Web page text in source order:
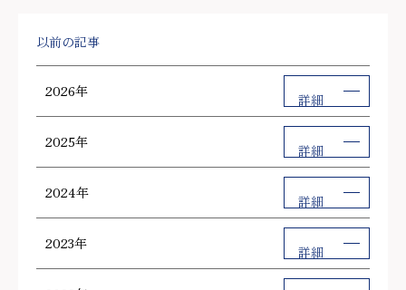
以前の記事
2026年 詳細
2025年 詳細
2024年 詳細
2023年 詳細